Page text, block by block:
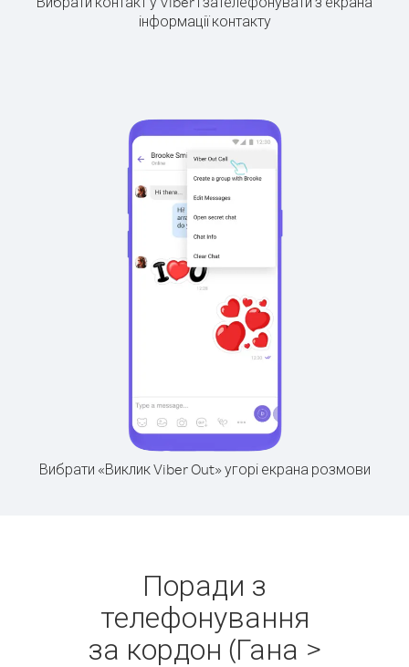
інформації контакту
Вибрати «Виклик Viber Out» угорі екрана розмови
Поради з
телефонування
за кордон (Гана >